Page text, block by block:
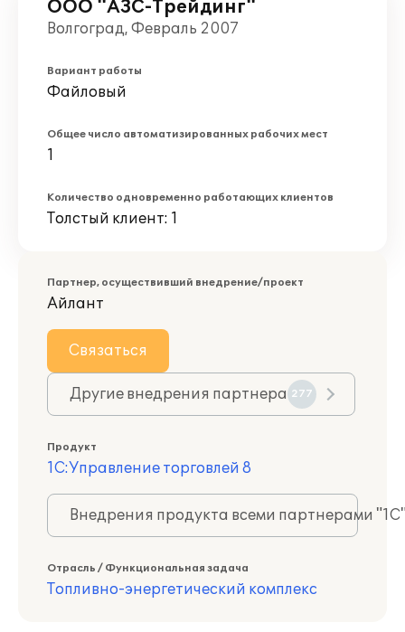
ООО "АЗС-Трейдинг"
Волгоград, Февраль 2007
Вариант работы
Файловый
Общее число автоматизированных рабочих мест
1
Количество одновременно работающих клиентов
Толстый клиент: 1
Партнер, осуществивший внедрение/проект
Айлант
Связаться
Другие внедрения партнера 277
Продукт
1С:Управление торговлей 8
Внедрения продукта всеми партнерами
Отрасль / Функциональная задача
Топливно-энергетический комплекс